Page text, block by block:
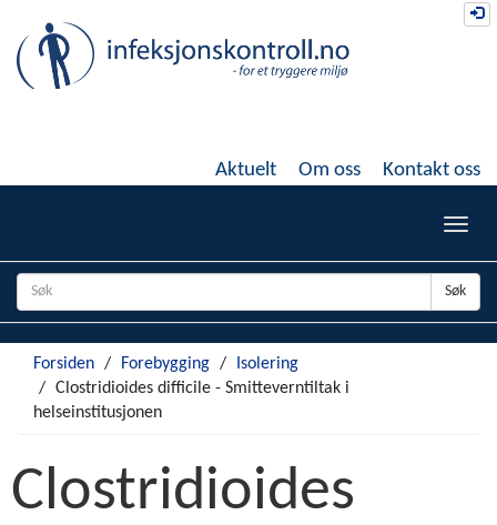
hovedinnhold
Aktuelt Om oss Kontakt oss
Søk
Forsiden Forebygging
Isolering
Clostridioides difficile - Smitteverntiltak i
helseinstitusjonen
Clostridioides